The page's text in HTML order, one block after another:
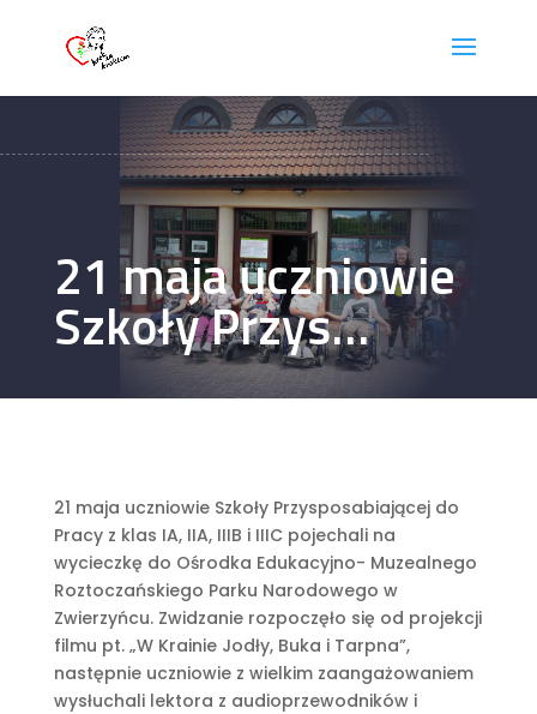
21 maja uczniowie
Szkoły Przys…
21 maja uczniowie Szkoły Przysposabiającej do
Pracy z klas IA, IIA, IIIB i IIIC pojechali na
wycieczkę do Ośrodka Edukacyjno- Muzealnego
Roztoczańskiego Parku Narodowego w
Zwierzyńcu. Zwidzanie rozpoczęło się od projekcji
filmu pt. „W Krainie Jodły, Buka i Tarpna”,
następnie uczniowie z wielkim zaangażowaniem
wysłuchali lektora z audioprzewodników i